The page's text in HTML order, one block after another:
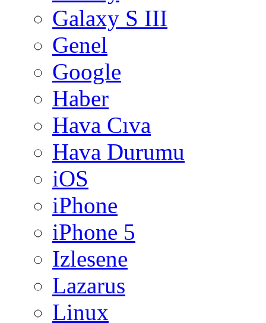
Galaxy S III
Genel
Google
Haber
Hava Cıva
Hava Durumu
iOS
iPhone
iPhone 5
Izlesene
Lazarus
Linux